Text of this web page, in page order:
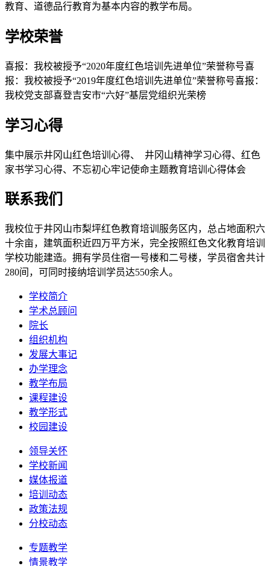
教育、道德品行教育为基本内容的教学布局。
学校荣誉
喜报：我校被授予“2020年度红色培训先进单位”荣誉称号喜
报：我校被授予“2019年度红色培训先进单位”荣誉称号喜报：
我校党支部喜登吉安市“六好”基层党组织光荣榜
学习心得
集中展示井冈山红色培训心得、 井冈山精神学习心得、红色
家书学习心得、不忘初心牢记使命主题教育培训心得体会
联系我们
我校位于井冈山市梨坪红色教育培训服务区内，总占地面积六
十余亩，建筑面积近四万平方米，完全按照红色文化教育培训
学校功能建造。拥有学员住宿一号楼和二号楼，学员宿舍共计
280间，可同时接纳培训学员达550余人。
学校简介
学术总顾问
院长
组织机构
发展大事记
办学理念
教学布局
课程建设
教学形式
校园建设
领导关怀
学校新闻
媒体报道
培训动态
政策法规
分校动态
专题教学
情景教学